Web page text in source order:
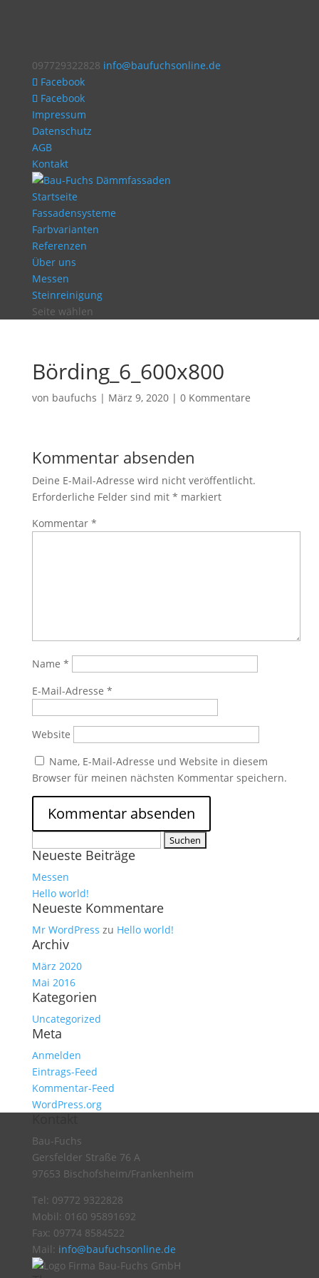
097729322828 info@baufuchsonline.de
Facebook
Facebook
Impressum
Datenschutz
AGB
Kontakt
Startseite
Fassadensysteme
Farbvarianten
Referenzen
Über uns
Messen
Steinreinigung
Seite wählen
Börding_6_600x800
von baufuchs | März 9, 2020| 0 Kommentare
Kommentar absenden
Deine E-Mail-Adresse wird nicht veröffentlicht.
Erforderliche Felder sind mit * markiert
Kommentar *
Name *
E-Mail-Adresse *
Website
Name, E-Mail-Adresse und Website in diesem
Browser für meinen nächsten Kommentar speichern.
nach:
Neueste Beiträge
Messen
Hello world!
Neueste Kommentare
Mr WordPress zu Hello world!
Archiv
März 2020
Mai 2016
Kategorien
Uncategorized
Meta
Anmelden
Eintrags-Feed
Kommentar-Feed
WordPress.org
Bau-Fuchs
Gersfelder Straße 76 A
97653 Bischofsheim/Frankenheim
Tel: 09772 9322828
Mobil: 0160 95891692
Fax: 09774 8584522
Mail: info@baufuchsonline.de